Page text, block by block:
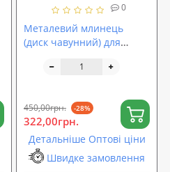
0
Металевий млинець
(диск чавунний) для
25мм OSPORT 2.5 кг (OF-
450,00грн. -28%
322,00грн.
Детальніше Оптові ціни
Швидке замовлення